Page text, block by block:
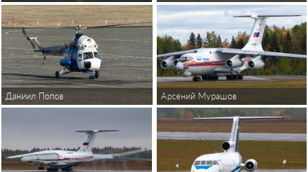
Даниил Попов Арсений Мурашов